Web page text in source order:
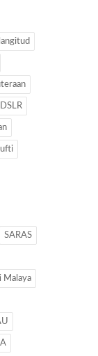
langitud
DSLR
SARAS
Malaya